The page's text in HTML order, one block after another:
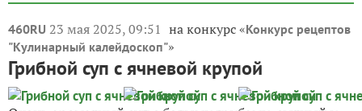
460RU 23 мая 2025, 09:51 на конкурс «Конкурс рецептов
"Кулинарный калейдоскоп"»
Грибной суп с ячневой крупой